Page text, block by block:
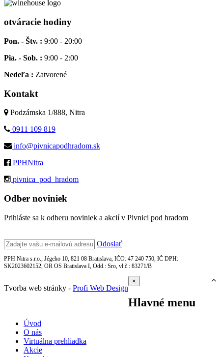
otváracie hodiny
Pon. - Štv. : 9:00 - 20:00
Pia. - Sob. : 9:00 - 2:00
Nedeľa : Zatvorené
Kontakt
Podzámska 1/888, Nitra
0911 109 819
info@pivnicapodhradom.sk
PPHNitra
pivnica_pod_hradom
Odber noviniek
Prihláste sa k odberu noviniek a akcií v Pivnici pod hradom
Odoslať
PPH Nitra s.r.o., Jégeho 10, 821 08 Bratislava, IČO: 47 240 750, IČ DPH:
SK2023602152, OR OS Bratislava I, Odd.: Sro, vl.č.: 83271/B
Tvorba web stránky - Profi Web Design
×
Hlavné menu
Úvod
O nás
Virtuálna prehliadka
Akcie